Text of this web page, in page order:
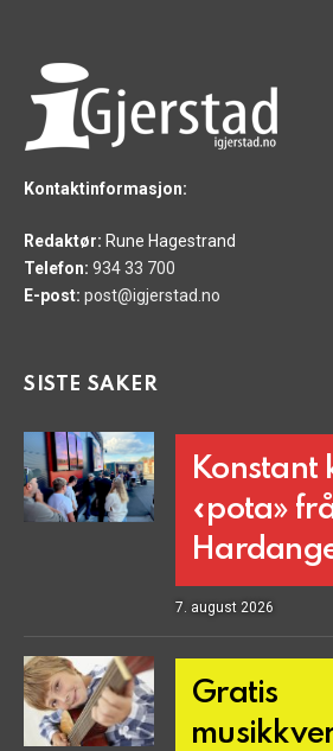
Kontaktinformasjon:
Redaktør: Rune Hagestrand
Telefon: 934 33 700
E-post: post@igjerstad.no
SISTE SAKER
Konstant
«pota»
7. august 2026
Gratis